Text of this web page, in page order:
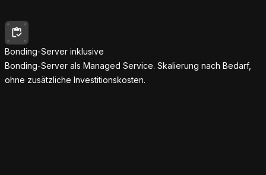
Bonding-Server inklusive
Bonding-Server als Managed Service. Skalierung nach Bedarf,
ohne zusätzliche Investitionskosten.